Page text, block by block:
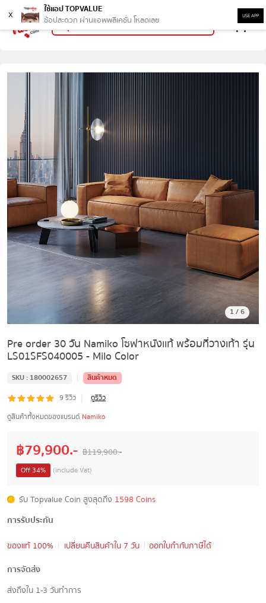
x
ใช้แอป TOPVALUE
ช้อปสะดวก ผ่านแอพพลิเคชั่น โหลดเลย
USE APP
1 /6
Pre order 30 วัน Namiko โซฟาหนังเเท้ พร้อมที่วางเท้า รุ่น
LS01SFS040005 - Milo Color
SKU : 180002657 |
สินค้าหมด
9 รีวิว |
ดูรีวิว
ดูสินค้าทั้งหมดของแบรนด์ Namiko
฿79,900.- ฿119,900.-
Off 34% (include Vat)
รับ Topvalue Coin สูงสุดถึง 1598 Coins
การรับประกัน
ของแท้ 100%
เปลี่ยนคืนสินค้าใน 7 วัน
ออกใบกำกับภาษีได้
การจัดส่ง
ส่งถึงใน 1-3 วันทำการ